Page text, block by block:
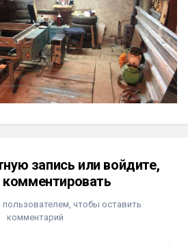
запись или войдите,
чтобы оставить
комментарий